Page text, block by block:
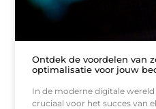
Ontdek de voordelen van
optimalisatie voor jouw
In de moderne digitale
cruciaal voor het succes van